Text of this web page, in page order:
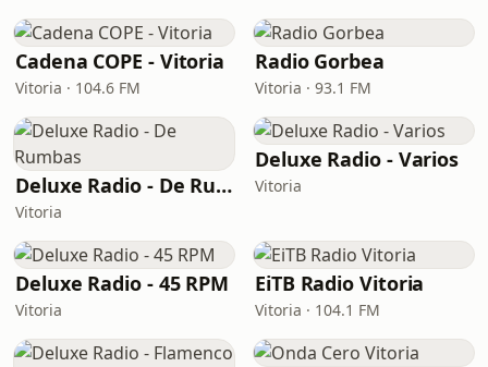
Cadena COPE - Vitoria
Vitoria · 104.6 FM
Radio Gorbea
Vitoria · 93.1 FM
Deluxe Radio - De Rumbas
Vitoria
Deluxe Radio - Varios
Vitoria
Deluxe Radio - 45 RPM
Vitoria
EiTB Radio Vitoria
Vitoria · 104.1 FM